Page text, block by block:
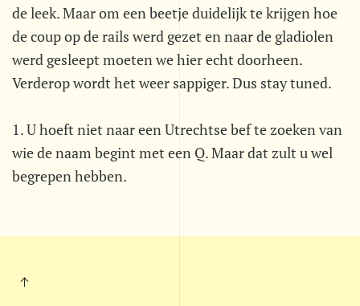
de leek. Maar om een beetje duidelijk te krijgen hoe
de coup op de rails werd gezet en naar de gladiolen
werd gesleept moeten we hier echt doorheen.
Verderop wordt het weer sappiger. Dus stay tuned.
1. U hoeft niet naar een Utrechtse bef te zoeken van
wie de naam begint met een Q. Maar dat zult u wel
begrepen hebben.